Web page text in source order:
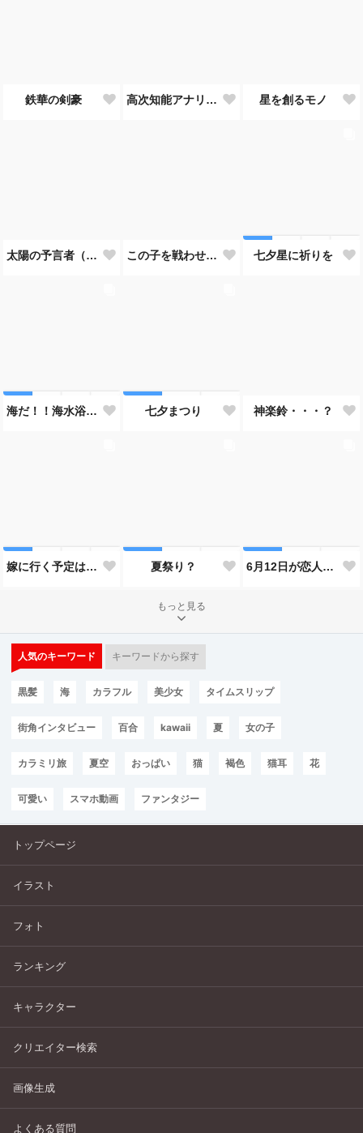
鉄華の剣豪 高次知能アナリスト MEI（Mathematical Electronic Intelligenc） 星を創るモノ
太陽の予言者（プロンプト使い方あってるんだろうか？） この子を戦わせるなんて出来ません！！ 七夕星に祈りを
海だ！！海水浴だ！！ 七夕まつり 神楽鈴・・・？
嫁に行く予定は無いのだけれど！ 夏祭り？ 6月12日が恋人の日と言うので…
もっと見る
人気のキーワード キーワードから探す
黒髪 海 カラフル 美少女 タイムスリップ
街角インタビュー 百合 kawaii 夏 女の子
カラミリ旅 夏空 おっぱい 猫 褐色 猫耳 花
可愛い スマホ動画 ファンタジー
トップページ
イラスト
フォト
ランキング
キャラクター
クリエイター検索
画像生成
よくある質問